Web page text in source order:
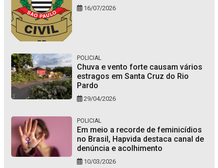
16/07/2026
POLICIAL
Chuva e vento forte causam vários
estragos em Santa Cruz do Rio
Pardo
29/04/2026
POLICIAL
Em meio a recorde de feminicídios
no Brasil, Hapvida destaca canal de
denúncia e acolhimento
10/03/2026